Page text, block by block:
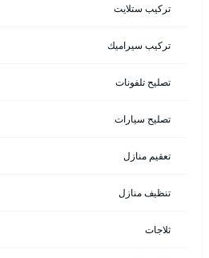
تركيب ستلايت
تركيب سيراميك
تصليح تلفونات
تصليح سيارات
تعقيم منازل
تنظيف منازل
ثلاجات